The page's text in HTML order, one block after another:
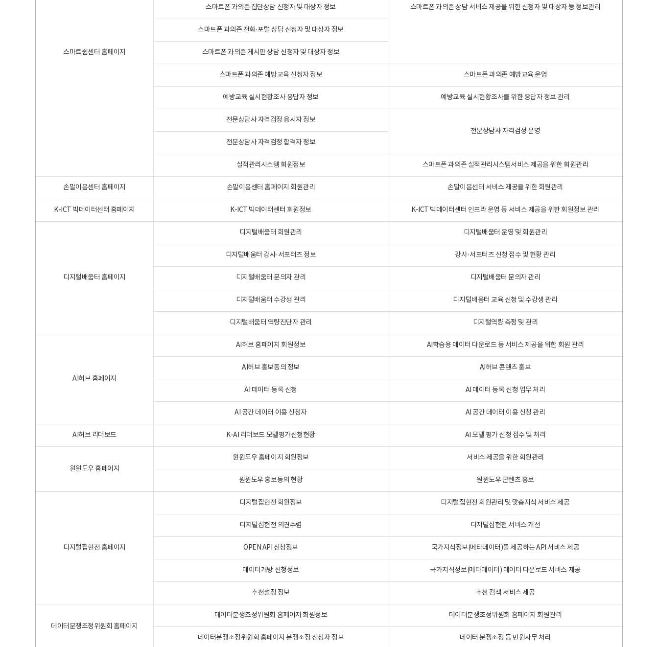
스마트쉼센터 홈페이지
스마트폰 과의존 상담 서비스 제공을 위한 신청자 및 대상자 등 정보관리
스마트폰 과의존 집단상담 신청자 및 대상자 정보
스마트폰 과의존 전화·포털 상담 신청자 및 대상자 정보
스마트폰 과의존 게시판 상담 신청자 및 대상자 정보
스마트폰 과의존 예방교육 신청자 정보 스마트폰 과의존 예방교육 운영
예방교육 실시현황조사 응답자 정보 예방교육 실시현황조사를 위한 응답자 정보 관리
전문상담사 자격검정 응시자 정보
전문상담사 자격검정 운영
전문상담사 자격검정 합격자 정보
실적관리시스템 회원정보 스마트폰 과의존 실적관리시스템서비스 제공을 위한 회원관리
손말이음센터 홈페이지 손말이음센터 홈페이지 회원관리 손말이음센터 서비스 제공을 위한 회원관리
K-ICT 빅데이터센터 홈페이지 K-ICT 빅데이터센터 회원정보 K-ICT 빅데이터센터 인프라 운영 등 서비스 제공을 위한 회원정보 관리
디지털배움터 홈페이지
디지털배움터 회원관리 디지털배움터 운영 및 회원관리
디지털배움터 강사·서포터즈 정보 강사·서포터즈 신청 접수 및 현황 관리
디지털배움터 문의자 관리 디지털배움터 문의자 관리
디지털배움터 수강생 관리 디지털배움터 교육 신청 및 수강생 관리
디지털배움터 역량진단자 관리 디지털역량 측정 및 관리
AI허브 홈페이지
AI허브 홈페이지 회원정보 AI학습용 데이터 다운로드 등 서비스 제공을 위한 회원 관리
AI허브 홍보동의 정보 AI허브 콘텐츠 홍보
AI 데이터 등록 신청 AI 데이터 등록 신청 업무 처리
AI 공간 데이터 이용 신청자 AI 공간 데이터 이용 신청 관리
AI허브 리더보드 K-AI 리더보드 모델평가신청현황 AI 모델 평가 신청 접수 및 처리
원윈도우 홈페이지
원윈도우 홈페이지 회원정보 서비스 제공을 위한 회원관리
원윈도우 홍보동의 현황 원윈도우 콘텐츠 홍보
디지털집현전 홈페이지
디지털집현전 회원정보 디지털집현전 회원관리 및 맞춤지식 서비스 제공
디지털집현전 의견수렴 디지털집현전 서비스 개선
OPEN API 신청정보 국가지식정보(메타데이터)를 제공하는 API 서비스 제공
데이터개방 신청정보 국가지식정보(메타데이터) 데이터 다운로드 서비스 제공
추천설정 정보 추천 검색 서비스 제공
데이터분쟁조정위원회 홈페이지
데이터분쟁조정위원회 홈페이지 회원정보 데이터분쟁조정위원회 홈페이지 회원관리
데이터분쟁조정위원회 홈페이지 분쟁조정 신청자 정보 데이터 분쟁조정 등 민원사무 처리